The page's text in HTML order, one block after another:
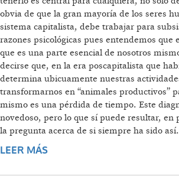
obvia de que la gran mayoría de los seres
sistema capitalista, debe trabajar para
razones psicológicas pues entendemos que
que es una parte esencial de nosotros
decirse que, en la era poscapitalista que
determina ubicuamente nuestras
transformarnos en “animales productivos”
mismo es una pérdida de tiempo. Este
novedoso, pero lo que sí puede resultar, en
la pregunta acerca de si siempre ha sido así.
LEER MÁS